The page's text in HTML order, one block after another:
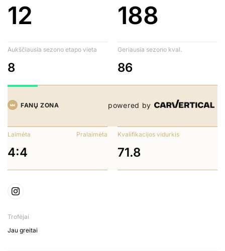
Trofėjai
Jau greitai
12 188
Aukščiausia sezono etapo vieta
8
Geriausia sezono kval.
86
FANŲ ZONA powered by
Laimėta Pralaimėta
4:4
Kvalifikacijos vidurkis
71.8